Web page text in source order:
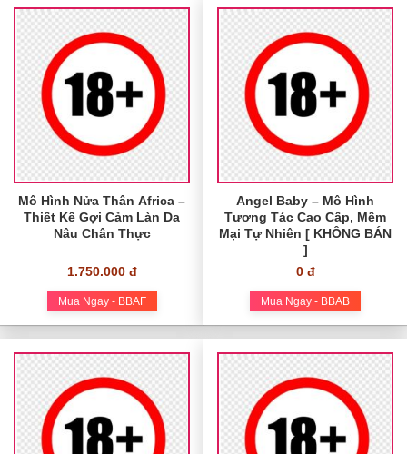
Mô Hình Nửa Thân Africa –
Thiết Kế Gợi Cảm Làn Da
Nâu Chân Thực
1.750.000 đ
Mua Ngay - BBAF
Angel Baby – Mô Hình
Tương Tác Cao Cấp, Mềm
Mại Tự Nhiên [ KHÔNG BÁN
]
0 đ
Mua Ngay - BBAB